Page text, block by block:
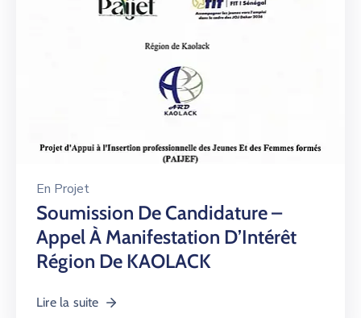
En Projet
Soumission De Candidature –
Appel À Manifestation D’Intérêt
Région De KAOLACK
Lire la suite